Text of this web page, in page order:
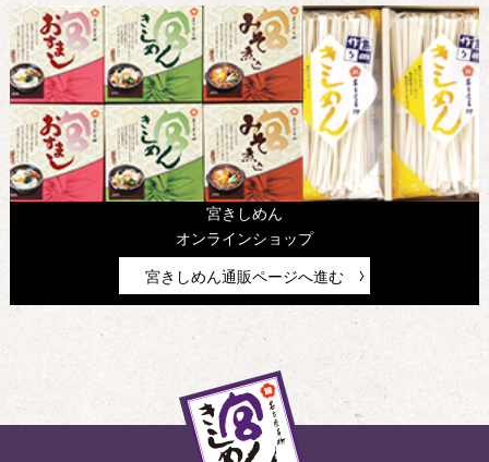
宮きしめん
オンラインショップ
宮きしめん通販ページへ進む